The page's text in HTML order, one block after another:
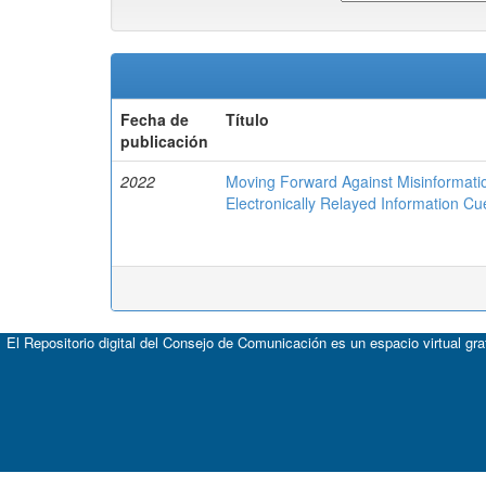
Fecha de
publicación
Título
2022
Moving Forward Against
Electronically Relayed Information
El Repositorio digital del Consejo de Comunicación es un espacio virtual